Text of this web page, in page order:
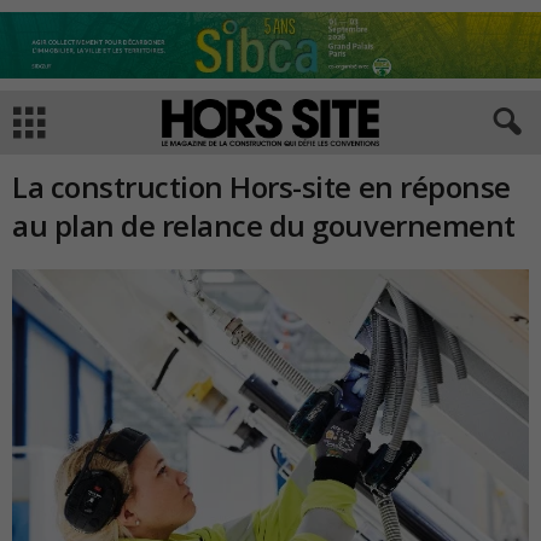
La construction Hors-site en réponse
au plan de relance du gouvernement